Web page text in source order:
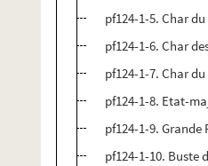
pf124-1-5. Char
pf124-1-6. Char
pf124-1-7. Char
pf124-1-8. Etat-
pf124-1-9. Grande
pf124-1-10. Buste